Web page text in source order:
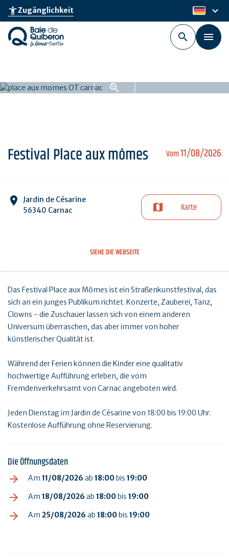
Skip
main
content
accessibility_newZugänglichkeit de
keyboard_arrow_down
Vom11/08/2026
Festival Place aux mômes
Jardin de Césarine
56340 Carnac
Karte
SIEHE DIE WEBSEITE
Das Festival Place aux Mômes ist ein Straßenkunstfestival, das
sich an ein junges Publikum richtet. Konzerte, Zauberei, Tanz,
Clowns - die Zuschauer lassen sich von einem anderen
Universum überraschen, das aber immer von hoher
künstlerischer Qualität ist.
Während der Ferien können die Kinder eine qualitativ
hochwertige Aufführung erleben, die vom
Fremdenverkehrsamt von Carnac angeboten wird.
Jeden Dienstag im Jardin de Césarine von 18:00 bis 19:00 Uhr.
Kostenlose Aufführung ohne Reservierung.
Die Öffnungsdaten
Am 11/08/2026 ab 18:00bis 19:00
Am 18/08/2026 ab 18:00bis 19:00
Am 25/08/2026 ab 18:00bis 19:00